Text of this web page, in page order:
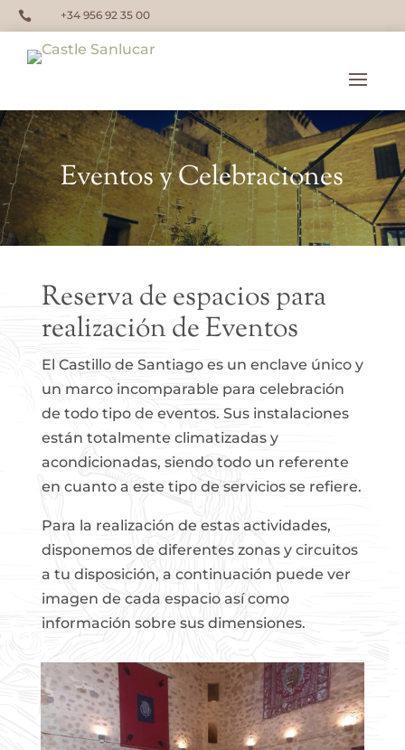
 +34 956 92 35 00
Eventos y Celebraciones
Reserva de espacios para
realización de Eventos
El Castillo de Santiago es un enclave único y
un marco incomparable para celebración
de todo tipo de eventos. Sus instalaciones
están totalmente climatizadas y
acondicionadas, siendo todo un referente
en cuanto a este tipo de servicios se refiere.
Para la realización de estas actividades,
disponemos de diferentes zonas y circuitos
a tu disposición, a continuación puede ver
imagen de cada espacio así como
información sobre sus dimensiones.